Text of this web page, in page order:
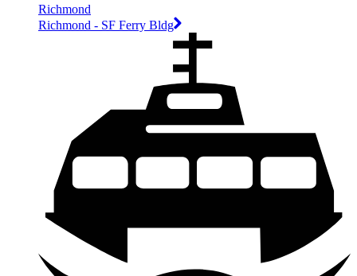
Richmond
Richmond - SF Ferry Bldg